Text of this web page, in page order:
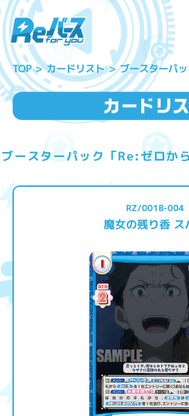
TOP カードリスト ブースターパ
ブースターパック「Re:ゼロか
RZ/001B-004
魔女の残り香 ス